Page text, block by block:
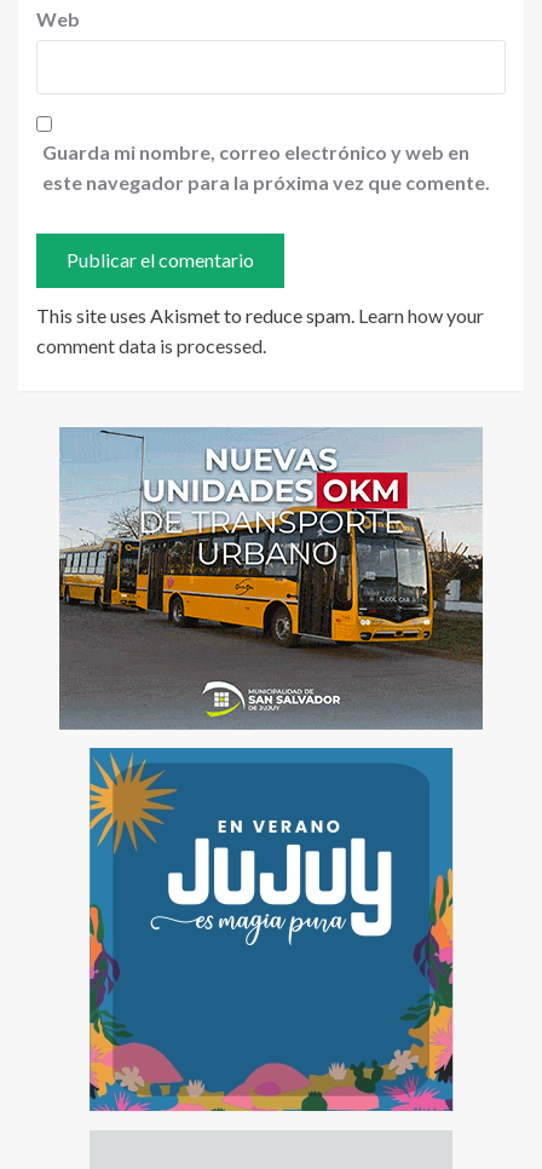
Web
Guarda mi nombre, correo electrónico y web en
este navegador para la próxima vez que comente.
This site uses Akismet to reduce spam. Learn how your
comment data is processed